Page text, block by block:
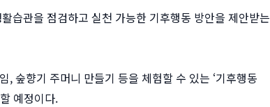
습관을 점검하고 실천 가능한 기후행동 방안을 제안받는
숲향기 주머니 만들기 등을 체험할 수 있는 ‘기후행동
예정이다.